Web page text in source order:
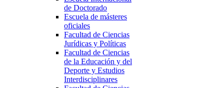
de Doctorado
Escuela de másteres
oficiales
Facultad de Ciencias
Jurídicas y Políticas
Facultad de Ciencias
de la Educación y del
Deporte y Estudios
Interdisciplinares